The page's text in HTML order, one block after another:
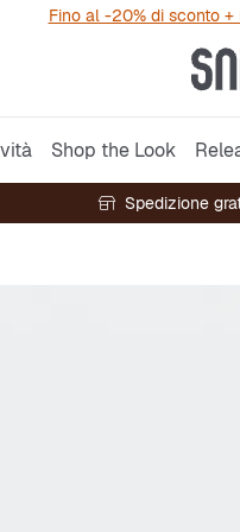
Fino al -20% di sconto +
Shop the Look
Spedizione